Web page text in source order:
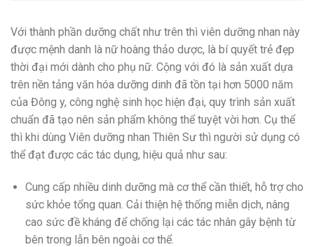
Với thành phần dưỡng chất như trên thì viên dưỡng nhan này
được mệnh danh là nữ hoàng thảo dược, là bí quyết trẻ đẹp
thời đại mới dành cho phụ nữ. Cộng với đó là sản xuất dựa
trên nền tảng văn hóa dưỡng dinh đã tồn tại hơn 5000 năm
của Đông y, công nghệ sinh học hiện đại, quy trình sản xuất
chuẩn đã tạo nên sản phẩm không thể tuyệt vời hơn. Cụ thể
thì khi dùng Viên dưỡng nhan Thiên Sư thì người sử dụng có
thể đạt được các tác dụng, hiệu quả như sau:
Cung cấp nhiều dinh dưỡng mà cơ thể cần thiết, hỗ trợ cho
sức khỏe tổng quan. Cải thiện hệ thống miễn dịch, nâng
cao sức đề kháng để chống lại các tác nhân gây bệnh từ
bên trong lẫn bên ngoài cơ thể.